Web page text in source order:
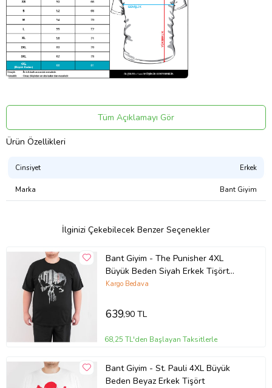
KALIP:
Büyük Beden
BEDEN:
DOĞRU BEDEN SEÇİMİ:
Ölçü tablomuzun en altında bulunan
ölçüleri
ile bedeninden memnun olduğunuz
benzer bir tişörtünüzün ölçülerini
Tüm Açıklamayı Gör
Ürün Özellikleri
Cinsiyet Erkek
Marka Bant Giyim
İlginizi Çekebilecek Benzer Seçenekler
Bant Giyim - The Punisher 4XL
Büyük Beden Siyah Erkek Tişört
(Siyah - Beyaz)
Kargo Bedava
639,90 TL
68,25 TL'den Başlayan Taksitlerle
Bant Giyim - St. Pauli 4XL Büyük
Beden Beyaz Erkek Tişört